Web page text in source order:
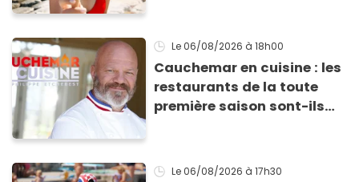
ne fondent !
Le 06/08/2026 à 18h00
Cauchemar en cuisine : les
restaurants de la toute
première saison sont-ils
Le 06/08/2026 à 17h30